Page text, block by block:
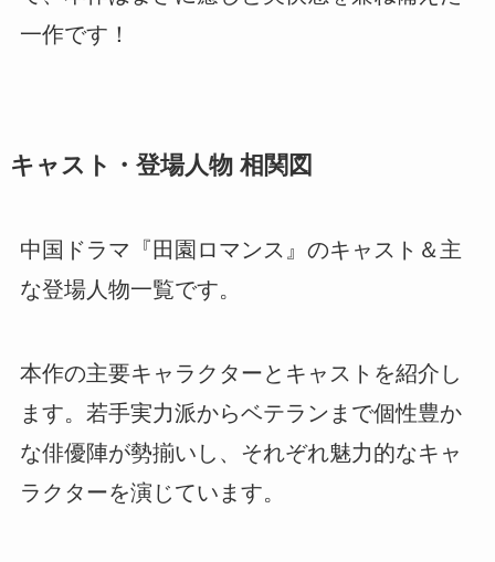
一作です！
キャスト・登場人物 相関図
中国ドラマ『田園ロマンス』のキャスト＆主
な登場人物一覧です。
本作の主要キャラクターとキャストを紹介し
ます。若手実力派からベテランまで個性豊か
な俳優陣が勢揃いし、それぞれ魅力的なキャ
ラクターを演じています。